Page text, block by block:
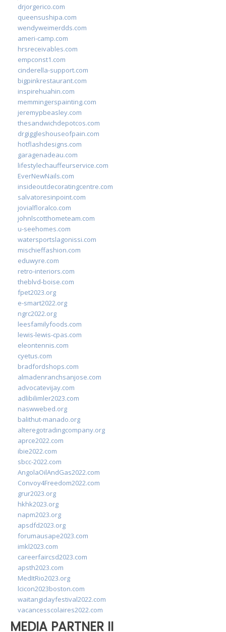
drjorgerico.com
queensushipa.com
wendyweimerdds.com
ameri-camp.com
hrsreceivables.com
empconst1.com
cinderella-support.com
bigpinkrestaurant.com
inspirehuahin.com
memmingerspainting.com
jeremypbeasley.com
thesandwichdepotcos.com
drgiggleshouseofpain.com
hotflashdesigns.com
garagenadeau.com
lifestylechauffeurservice.com
EverNewNails.com
insideoutdecoratingcentre.com
salvatoresinpoint.com
jovialfloralco.com
johnlscotthometeam.com
u-seehomes.com
watersportslagonissi.com
mischieffashion.com
eduwyre.com
retro-interiors.com
theblvd-boise.com
fpet2023.org
e-smart2022.org
ngrc2022.org
leesfamilyfoods.com
lewis-lewis-cpas.com
eleontennis.com
cyetus.com
bradfordshops.com
almadenranchsanjose.com
advocatevijay.com
adlibilimler2023.com
naswwebed.org
balithut-manado.org
alteregotradingcompany.org
aprce2022.com
ibie2022.com
sbcc-2022.com
AngolaOilAndGas2022.com
Convoy4Freedom2022.com
grur2023.org
hkhk2023.org
napm2023.org
apsdfd2023.org
forumausape2023.com
imkl2023.com
careerfaircsd2023.com
apsth2023.com
MedItRio2023.org
lcicon2023boston.com
waitangidayfestival2022.com
vacancesscolaires2022.com
MEDIA PARTNER II